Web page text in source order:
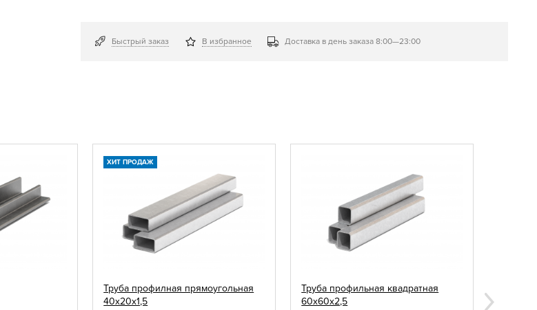
Быстрый заказ В избранное Доставка в день заказа 8:00—23:00
ХИТ ПРОДАЖ
Труба профилная прямоугольная
40х20х1,5
Труба профильная квадратная
60х60х2,5